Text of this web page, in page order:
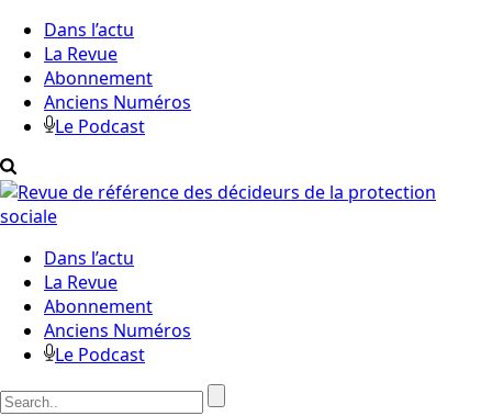
Dans l’actu
La Revue
Abonnement
Anciens Numéros
Le Podcast
Dans l’actu
La Revue
Abonnement
Anciens Numéros
Le Podcast